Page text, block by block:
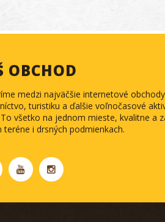
OBCHOD
medzi najväčšie internetové
turistiku a ďalšie voľnočasové
všetko na jednom mieste, kvalitne a
i drsných podmienkach.